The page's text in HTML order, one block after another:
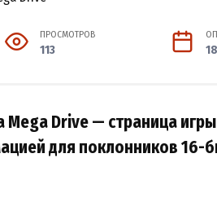
ПРОСМОТРОВ
113
Mega Drive — страница
для поклонников 16-